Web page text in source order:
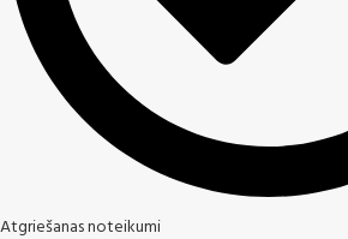
Atgriešanas noteikumi